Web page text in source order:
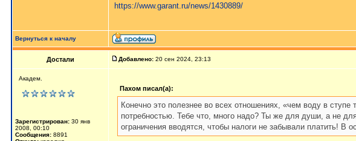
https://www.garant.ru/news/1430889/
Вернуться к началу
Достали Добавлено: 20 сен 2024, 23:13
Академ.
Зарегистрирован: 30 янв
2008, 00:10
Сообщения: 8891
Пахом писал(а):
Конечно это полезнее во всех отношениях, «чем воду в
потребностью. Тебе что, много надо? Ты же для души, а не
ограничения вводятся, чтобы налоги не забывали платить! В